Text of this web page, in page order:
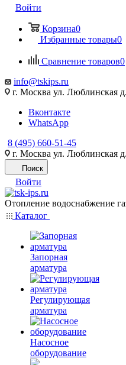
Войти
Корзина0
Избранные товары0
Сравнение товаров0
info@tskips.ru
г. Москва ул. Люблинская
Вконтакте
WhatsApp
8 (495) 660-51-45
г. Москва ул. Люблинская
Поиск
Войти
Отопление водоснабжение
Каталог
Запорная
арматура
Регулирующая
арматура
Насосное
оборудование